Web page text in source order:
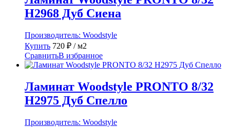
H2968 Дуб Сиена
Производитель: Woodstyle
Купить 720 ₽ / м2
СравнитьВ избранное
Ламинат Woodstyle PRONTO 8/32
H2975 Дуб Спелло
Производитель: Woodstyle